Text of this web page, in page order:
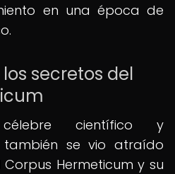
en una época de
secretos del
científico y
también se vio atraído
Hermeticum y su